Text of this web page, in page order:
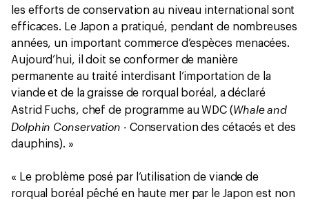
les efforts de conservation au niveau international sont
efficaces. Le Japon a pratiqué, pendant de nombreuses
années, un important commerce d’espèces menacées.
Aujourd’hui, il doit se conformer de manière
permanente au traité interdisant l’importation de la
viande et de la graisse de rorqual boréal, a déclaré
Astrid Fuchs, chef de programme au WDC (Whale and
Dolphin Conservation - Conservation des cétacés et des
dauphins). »
« Le problème posé par l’utilisation de viande de
rorqual boréal pêché en haute mer par le Japon est non